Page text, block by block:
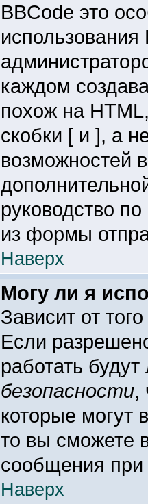
BBCode это
каждом
похож на
скобки [ и ], а
возможностей
руководство
из формы
Наверх
Могу ли я
Зависит от
Если
работать
безопасности,
которые могут
то вы сможете
сообщения при
Наверх